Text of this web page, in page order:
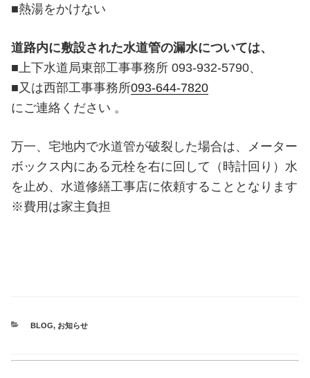
■熱湯をかけない
道路内に敷設された水道管の漏水については、
■上下水道局東部工事事務所 093-932-5790、
■又は西部工事事務所093-644-7820
にご連絡ください 。
万一、宅地内で水道管が破裂した場合は、メーター
ボックス内にある元栓を右に回して（時計回り）水
を止め、水道修繕工事店に依頼することとなります
※費用は家主負担
CATEGORIES
BLOG, お知らせ